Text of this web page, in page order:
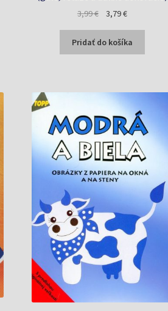
3,99€
Pôvodná
bola:
3,99 €.
3,79€Aktuálna
je:
3,79 €.
Pridať do košíka